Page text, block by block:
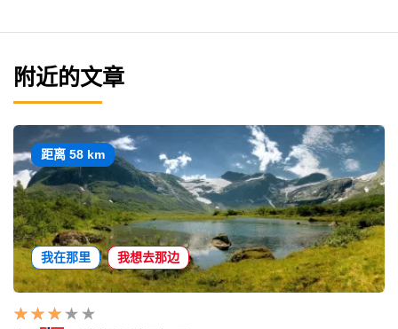
附近的文章
距离 58 km
我在那里 我想去那边